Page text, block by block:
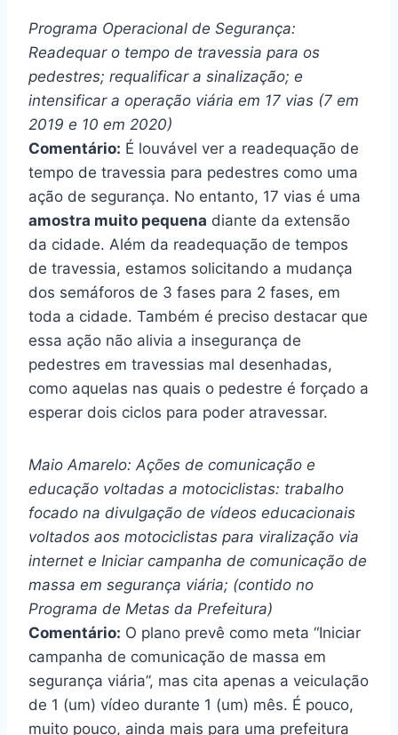
Programa Operacional de Segurança:
Readequar o tempo de travessia para os
pedestres; requalificar a sinalização; e
intensificar a operação viária em 17 vias (7 em
2019 e 10 em 2020)
Comentário: É louvável ver a readequação de
tempo de travessia para pedestres como uma
ação de segurança. No entanto, 17 vias é uma
amostra muito pequena diante da extensão
da cidade. Além da readequação de tempos
de travessia, estamos solicitando a mudança
dos semáforos de 3 fases para 2 fases, em
toda a cidade. Também é preciso destacar que
essa ação não alivia a insegurança de
pedestres em travessias mal desenhadas,
como aquelas nas quais o pedestre é forçado a
esperar dois ciclos para poder atravessar.
Maio Amarelo: Ações de comunicação e
educação voltadas a motociclistas: trabalho
focado na divulgação de vídeos educacionais
voltados aos motociclistas para viralização via
internet e Iniciar campanha de comunicação de
massa em segurança viária; (contido no
Programa de Metas da Prefeitura)
Comentário: O plano prevê como meta “Iniciar
campanha de comunicação de massa em
segurança viária”, mas cita apenas a veiculação
de 1 (um) vídeo durante 1 (um) mês. É pouco,
muito pouco, ainda mais para uma prefeitura